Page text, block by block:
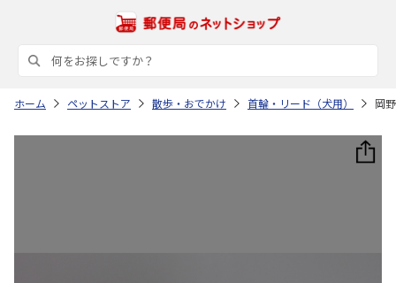
ホーム ペットストア 散歩・おでかけ 首輪・リード（犬用） 岡